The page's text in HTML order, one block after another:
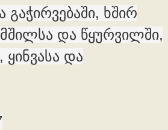
გაჭირვებაში, ხშირ
და წყურვილში,
ყინვასა და